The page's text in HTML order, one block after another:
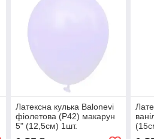
Латексна кулька Balonevi
фіолетова (P42) макарун
5" (12,5см) 1шт.